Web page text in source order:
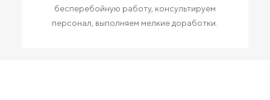
бесперебойную работу, консультируем
персонал, выполняем мелкие доработки.